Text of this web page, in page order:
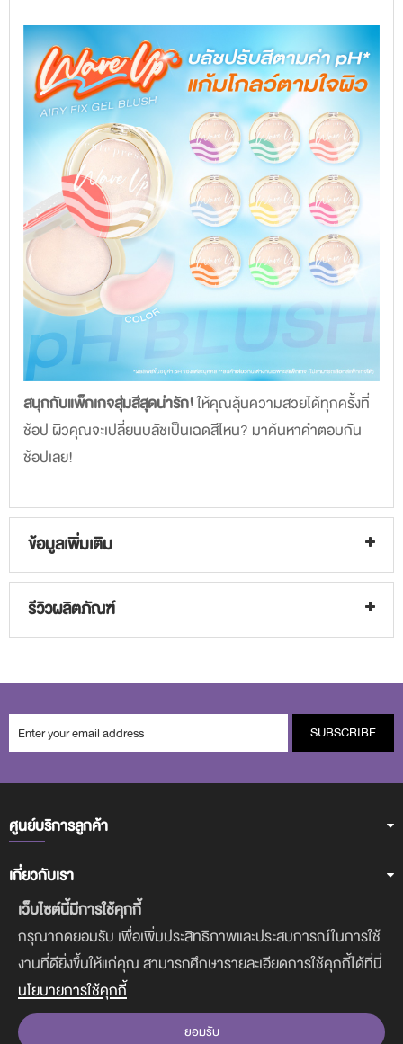
เว็บไซต์นี้มีการใช้คุกกี้
กรุณากดยอมรับ เพื่อเพิ่มประสิทธิภาพและประสบการณ์ในการใช้
งานที่ดียิ่งขึ้นให้แก่คุณ สามารถศึกษารายละเอียดการใช้คุกกี้ได้ที่นี่
นโยบายการใช้คุกกี้
ยอมรับ
สนุกกับแพ็กเกจสุ่มสีสุดน่ารัก!ให้คุณลุ้นความสวยได้ทุกครั้งที่
ช้อป ผิวคุณจะเปลี่ยนบลัชเป็นเฉดสีไหน? มาค้นหาคำตอบกัน
ช้อปเลย!
ข้อมูลเพิ่มเติม
รีวิวผลิตภัณฑ์
SUBSCRIBE
ศูนย์บริการลูกค้า
เกี่ยวกับเรา
ฝ่ายบริการลูกค้า
ดาวน์โหลดแอพฯ